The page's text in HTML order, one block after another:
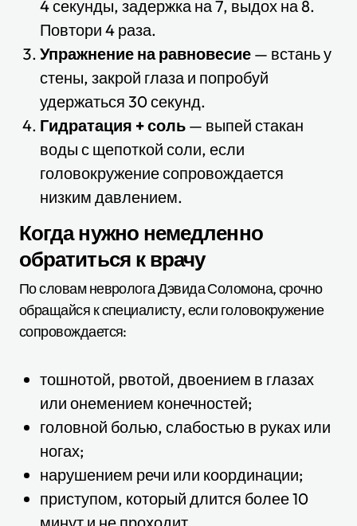
4 секунды, задержка на 7, выдох на 8.
Повтори 4 раза.
Упражнение на равновесие— встань у
стены, закрой глаза и попробуй
удержаться 30 секунд.
Гидратация + соль— выпей стакан
воды с щепоткой соли, если
головокружение сопровождается
низким давлением.
Когда нужно немедленно
обратиться к врачу
По словам невролога Дэвида Соломона, срочно
обращайся к специалисту, если головокружение
сопровождается:
тошнотой, рвотой, двоением в глазах
или онемением конечностей;
головной болью, слабостью в руках или
ногах;
нарушением речи или координации;
приступом, который длится более 10